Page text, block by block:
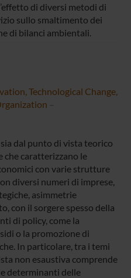
di diversi metodi di
sullo smaltimento dei
di bilanci ambientali.
Technological Change,
–
sia dal punto di vista teorico
che caratterizzano le
con varie strutture
diversi numeri di imprese,
asimmetrie
con il sorgere spesso della
di policy, come la
o la promozione di
In particolare, tra i temi
non esaustiva comprende
determinanti delle